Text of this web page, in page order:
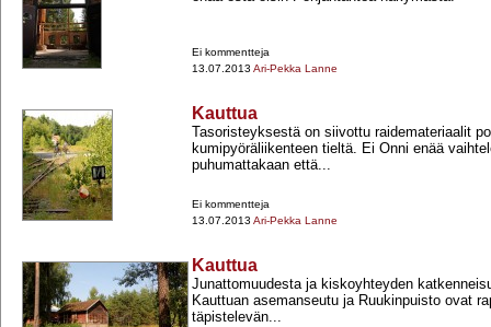
Ei kommentteja
13.07.2013 Ari-Pekka Lanne
Kauttua
Tasoristeyksestä on siivottu raidemateriaalit
kumipyöräliikenteen tieltä. Ei Onni enää
puhumattakaan että...
Ei kommentteja
13.07.2013 Ari-Pekka Lanne
Kauttua
Junattomuudesta ja kiskoyhteyden
Kauttuan asemanseutu ja Ruukinpuisto ovat
täpistelevän...